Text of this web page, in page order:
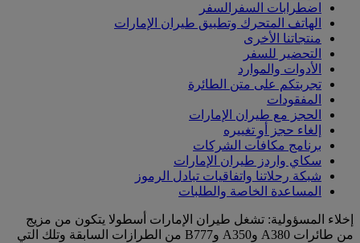
اضطرابات السفرالسفر
الهاتف المتحرك وتطبيق طيران الإمارات
منتجاتنا الأخرى
التحضير للسفر
الأدوات والموارد
تجربتكم على متن الطائرة
المفقودات
الحجز مع طيران الإمارات
إلغاء حجز أو تغييره
برنامج مكافآت الشركات
سكاي واردز طيران الإمارات
شبكة رحلاتنا واتفاقيات تبادل الرموز
المساعدة الخاصة والطلبات
إخلاء المسؤولية: تشغل طيران الإمارات أسطولا يتكون من مزيج
من طائرات A380 وA350 وB777 من الطرازات السابقة وتلك التي